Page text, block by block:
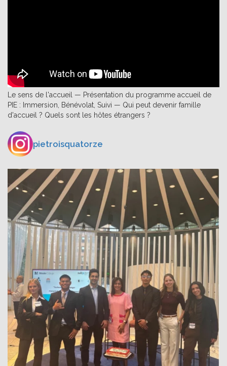
Le sens de l'accueil — Présentation du programme accueil de
PIE : Immersion, Bénévolat, Suivi — Qui peut devenir famille
d'accueil ? Quels sont les hôtes étrangers ?
pietroisquatorze